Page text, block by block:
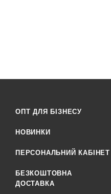
ОПТ ДЛЯ БІЗНЕСУ
НОВИНКИ
ПЕРСОНАЛЬНИЙ КАБІНЕТ
БЕЗКОШТОВНА
ДОСТАВКА